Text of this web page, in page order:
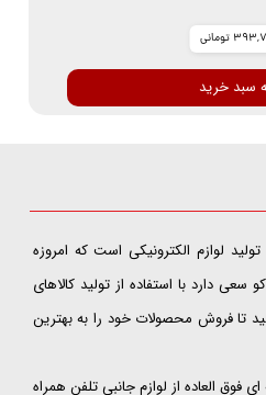
تومانی
سبد خرید
لوازم الکترونیکی است که امروزه
دارد با استفاده از تولید کالاهای
تا فروش محصولات خود را به بهترین
العاده از لوازم جانبی تلفن همراه